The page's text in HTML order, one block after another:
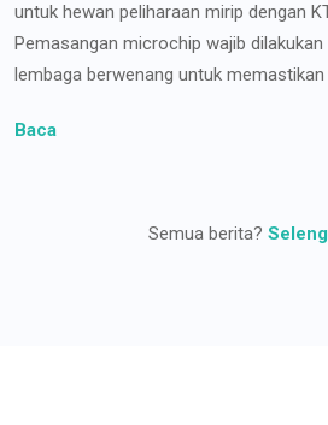
untuk hewan peliharaan mirip dengan
Pemasangan microchip wajib
lembaga berwenang untuk memastikan
Baca
Semua berita?